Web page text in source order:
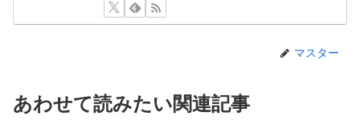
マスター
あわせて読みたい関連記事